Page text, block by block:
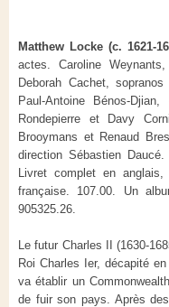
Matthew Locke (c. 1621-
actes. Caroline
Deborah Cachet,
Paul-Antoine Bénos-
Rondepierre et Davy
Brooymans et Renaud
direction Sébastien
Livret complet en
française. 107.00. Un
905325.26.
Le futur Charles II (1630-
Roi Charles Ier, décapité
va établir un
de fuir son pays. Après